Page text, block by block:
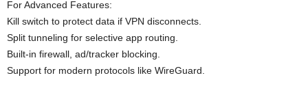
For Advanced Features:
Kill switch to protect data if VPN disconnects.
Split tunneling for selective app routing.
Built-in firewall, ad/tracker blocking.
Support for modern protocols like WireGuard.